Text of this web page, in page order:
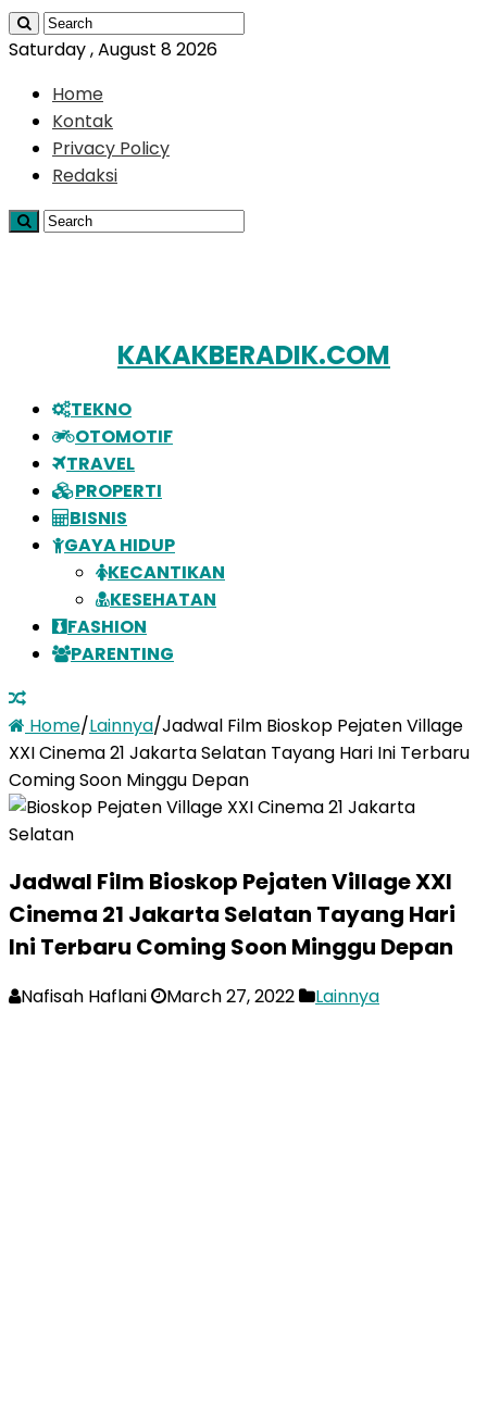
Saturday , August 8 2026
Home
Kontak
Privacy Policy
Redaksi
KAKAKBERADIK.COM
TEKNO
OTOMOTIF
TRAVEL
PROPERTI
BISNIS
GAYA HIDUP
KECANTIKAN
KESEHATAN
FASHION
PARENTING
Home/Lainnya/Jadwal Film Bioskop Pejaten Village
XXI Cinema 21 Jakarta Selatan Tayang Hari Ini Terbaru
Coming Soon Minggu Depan
Jadwal Film Bioskop Pejaten Village XXI
Cinema 21 Jakarta Selatan Tayang Hari
Ini Terbaru Coming Soon Minggu Depan
Nafisah Haflani March 27, 2022 Lainnya